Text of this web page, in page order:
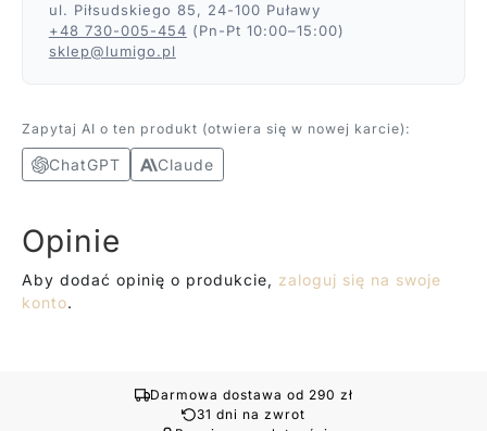
ul. Piłsudskiego 85, 24-100 Puławy
+48 730-005-454 (Pn-Pt 10:00–15:00)
sklep@lumigo.pl
Zapytaj AI o ten produkt (otwiera się w nowej karcie):
ChatGPT Claude
Opinie
Aby dodać opinię o produkcie, zaloguj się na swoje
konto.
Darmowa dostawa od 290 zł
31 dni na zwrot